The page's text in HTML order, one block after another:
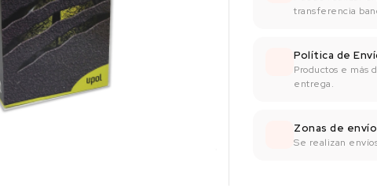
transferencia
Política de
Productos e más
entrega.
Zonas de envío
Se realizan